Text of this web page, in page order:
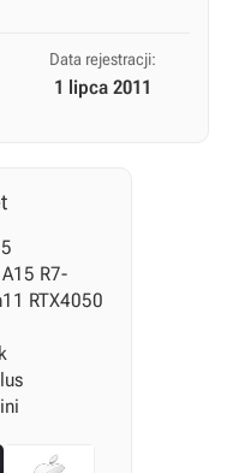
Data rejestracji:
1 lipca 2011
R7-
RTX4050